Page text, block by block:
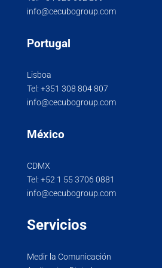
info@cecubogroup.com
Portugal
Lisboa
Tel: +351 308 804 807
info@cecubogroup.com
México
CDMX
Tel: +52 1 55 3706 0881
info@cecubogroup.com
Servicios
Medir la Comunicación